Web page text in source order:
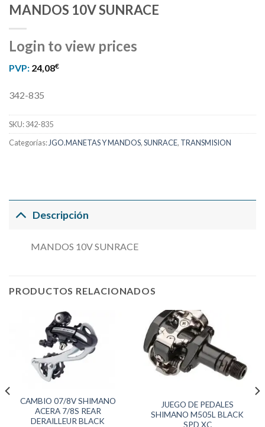
MANDOS 10V SUNRACE
Login to view prices
PVP: 24,08€
342-835
SKU:342-835
Categorías: JGO.MANETAS Y MANDOS,SUNRACE, TRANSMISION
Descripción
MANDOS 10V SUNRACE
PRODUCTOS RELACIONADOS
CAMBIO 07/8V SHIMANO
ACERA 7/8S REAR
DERAILLEUR BLACK
JUEGO DE PEDALES
SHIMANO M505L BLACK
SPD XC